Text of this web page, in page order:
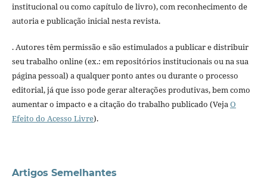
institucional ou como capítulo de livro), com reconhecimento de
autoria e publicação inicial nesta revista.
. Autores têm permissão e são estimulados a publicar e distribuir
seu trabalho online (ex.: em repositórios institucionais ou na sua
página pessoal) a qualquer ponto antes ou durante o processo
editorial, já que isso pode gerar alterações produtivas, bem como
aumentar o impacto e a citação do trabalho publicado (VejaO
Efeito do Acesso Livre).
Artigos Semelhantes